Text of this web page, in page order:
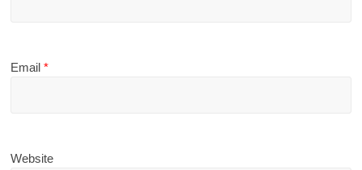
Email*
Website